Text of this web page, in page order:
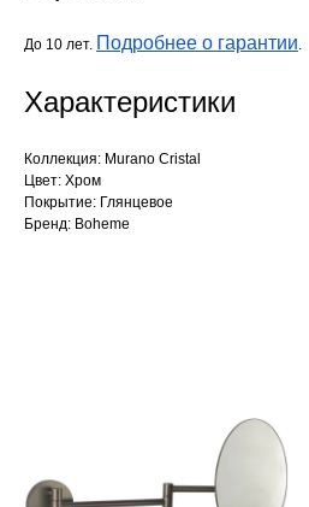
До 10 лет. Подробнее о гарантии.
Характеристики
Коллекция: Murano Cristal
Цвет: Хром
Покрытие: Глянцевое
Бренд: Boheme